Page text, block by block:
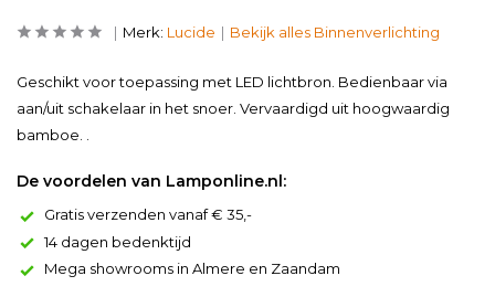
Merk: Lucide Bekijk alles Binnenverlichting
Geschikt voor toepassing met LED lichtbron. Bedienbaar via
aan/uit schakelaar in het snoer. Vervaardigd uit hoogwaardig
bamboe. .
De voordelen van Lamponline.nl:
Gratis verzenden vanaf € 35,-
14 dagen bedenktijd
Mega showrooms in Almere en Zaandam